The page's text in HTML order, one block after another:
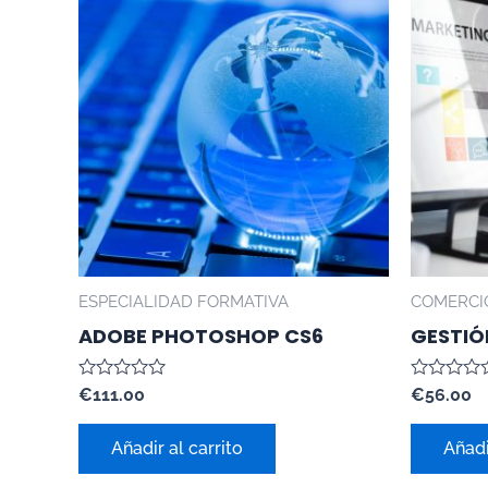
ESPECIALIDAD FORMATIVA
ADOBE PHOTOSHOP CS6
Valorado
0
€111.00
Añadir al carrito
Valorado
con
0
€56.00